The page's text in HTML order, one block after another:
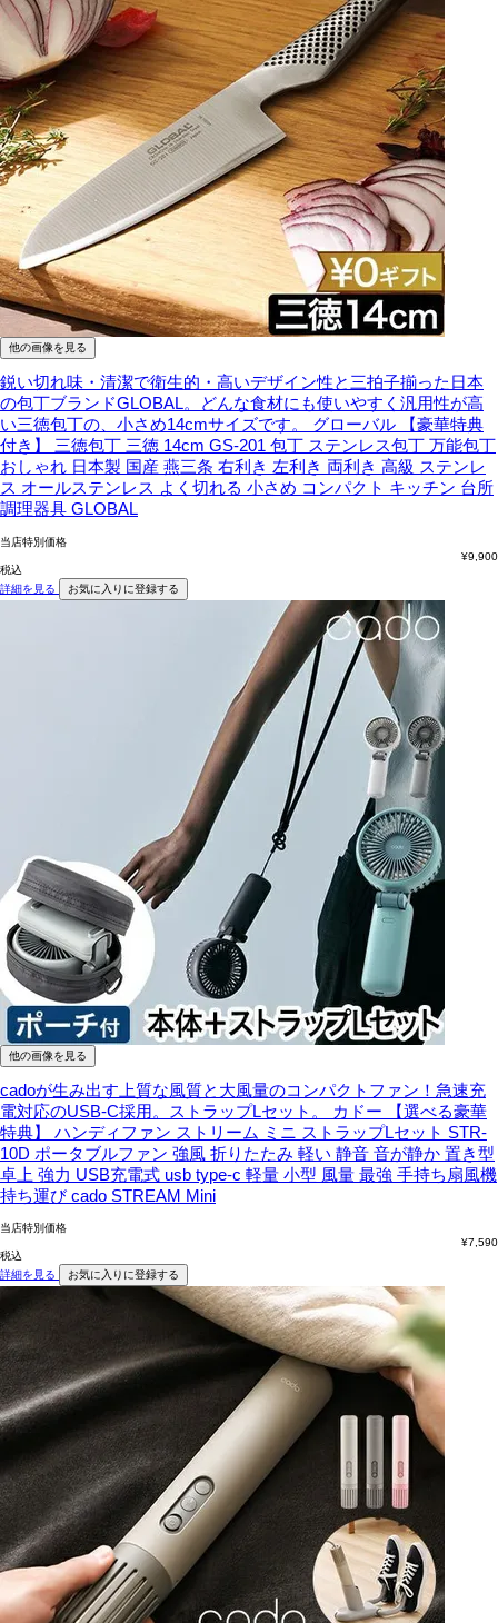
他の画像を見る
鋭い切れ味・清潔で衛生的・高いデザイン性と三拍子揃った日本
の包丁ブランドGLOBAL。どんな食材にも使いやすく汎用性が高
い三徳包丁の、小さめ14cmサイズです。
グローバル 【豪華特典
付き】 三徳包丁 三徳 14cm GS-201 包丁 ステンレス包丁 万能包丁
おしゃれ 日本製 国産 燕三条 右利き 左利き 両利き 高級 ステンレ
ス オールステンレス よく切れる 小さめ コンパクト キッチン 台所
調理器具 GLOBAL
当店特別価格
¥9,900
税込
詳細を見る
お気に入りに登録する
他の画像を見る
cadoが生み出す上質な風質と大風量のコンパクトファン！急速充
電対応のUSB-C採用。ストラップLセット。
カドー 【選べる豪華
特典】 ハンディファン ストリーム ミニ ストラップLセット STR-
10D ポータブルファン 強風 折りたたみ 軽い 静音 音が静か 置き型
卓上 強力 USB充電式 usb type-c 軽量 小型 風量 最強 手持ち扇風機
持ち運び cado STREAM Mini
当店特別価格
¥7,590
税込
詳細を見る
お気に入りに登録する